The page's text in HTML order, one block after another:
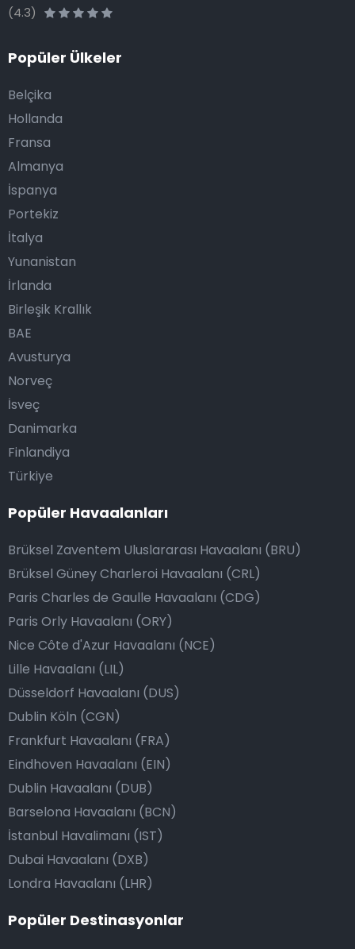
(4.3)
Popüler Ülkeler
Belçika
Hollanda
Fransa
Almanya
İspanya
Portekiz
İtalya
Yunanistan
İrlanda
Birleşik Krallık
BAE
Avusturya
Norveç
İsveç
Danimarka
Finlandiya
Türkiye
Popüler Havaalanları
Brüksel Zaventem Uluslararası Havaalanı (BRU)
Brüksel Güney Charleroi Havaalanı (CRL)
Paris Charles de Gaulle Havaalanı (CDG)
Paris Orly Havaalanı (ORY)
Nice Côte d'Azur Havaalanı (NCE)
Lille Havaalanı (LIL)
Düsseldorf Havaalanı (DUS)
Dublin Köln (CGN)
Frankfurt Havaalanı (FRA)
Eindhoven Havaalanı (EIN)
Dublin Havaalanı (DUB)
Barselona Havaalanı (BCN)
İstanbul Havalimanı (IST)
Dubai Havaalanı (DXB)
Londra Havaalanı (LHR)
Popüler Destinasyonlar